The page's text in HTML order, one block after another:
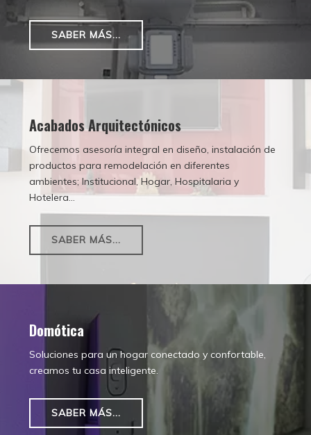
SABER MÁS...
Acabados Arquitectónicos
Ofrecemos asesoría integral en diseño, instalación de
productos para remodelación en diferentes
ambientes; Institucional, Hogar, Hospitalaria y
Hotelera...
SABER MÁS...
Domótica
Soluciones para un hogar conectado y confortable,
creamos tu casa inteligente.
SABER MÁS...